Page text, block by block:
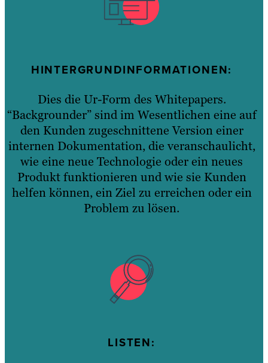
HINTERGRUNDINFORMATIONEN:
Dies die Ur-Form des Whitepapers.
“Backgrounder” sind im Wesentlichen eine auf
den Kunden zugeschnittene Version einer
internen Dokumentation, die veranschaulicht,
wie eine neue Technologie oder ein neues
Produkt funktionieren und wie sie Kunden
helfen können, ein Ziel zu erreichen oder ein
Problem zu lösen.
LISTEN: